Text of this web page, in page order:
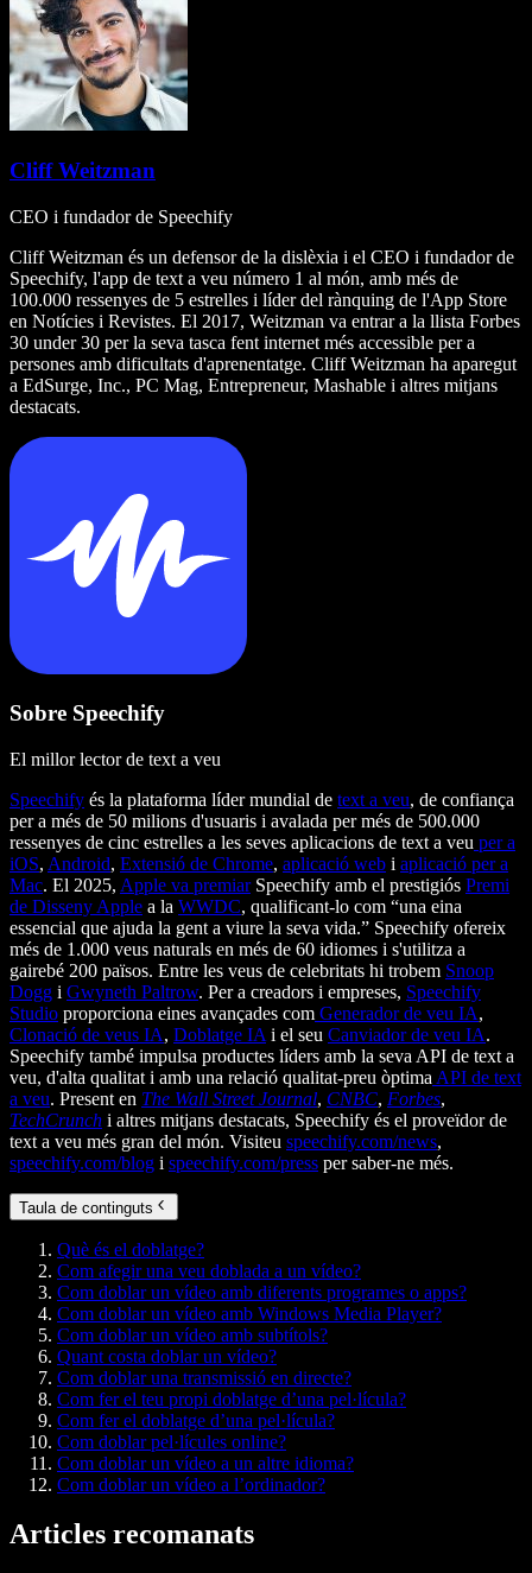
Cliff Weitzman
CEO i fundador de Speechify
Cliff Weitzman és un defensor de la dislèxia i el CEO i fundador de
Speechify, l'app de text a veu número 1 al món, amb més de
100.000 ressenyes de 5 estrelles i líder del rànquing de l'App Store
en Notícies i Revistes. El 2017, Weitzman va entrar a la llista Forbes
30 under 30 per la seva tasca fent internet més accessible per a
persones amb dificultats d'aprenentatge. Cliff Weitzman ha aparegut
a EdSurge, Inc., PC Mag, Entrepreneur, Mashable i altres mitjans
destacats.
Sobre Speechify
El millor lector de text a veu
Speechify és la plataforma líder mundial de text a veu, de confiança
per a més de 50 milions d'usuaris i avalada per més de 500.000
ressenyes de cinc estrelles a les seves aplicacions de text a veu per a
iOS, Android, Extensió de Chrome, aplicació web i aplicació per a
Mac. El 2025, Apple va premiarSpeechify amb el prestigiós Premi
de Disseny Apple a la WWDC, qualificant-lo com “una eina
essencial que ajuda la gent a viure la seva vida.” Speechify ofereix
més de 1.000 veus naturals en més de 60 idiomes i s'utilitza a
gairebé 200 països. Entre les veus de celebritats hi trobem Snoop
Dogg i Gwyneth Paltrow. Per a creadors i empreses, Speechify
Studio proporciona eines avançades com Generador de veu IA,
Clonació de veus IA, Doblatge IA i el seu Canviador de veu IA.
Speechify també impulsa productes líders amb la seva API de text a
veu, d'alta qualitat i amb una relació qualitat-preu òptima API de text
a veu. Present en The Wall Street Journal, CNBC, Forbes,
TechCrunch i altres mitjans destacats, Speechify és el proveïdor de
text a veu més gran del món. Visiteu speechify.com/news,
speechify.com/blog i speechify.com/press per saber-ne més.
Taula de continguts
Què és el doblatge?
Com afegir una veu doblada a un vídeo?
Com doblar un vídeo amb diferents programes o apps?
Com doblar un vídeo amb Windows Media Player?
Com doblar un vídeo amb subtítols?
Quant costa doblar un vídeo?
Com doblar una transmissió en directe?
Com fer el teu propi doblatge d’una pel·lícula?
Com fer el doblatge d’una pel·lícula?
Com doblar pel·lícules online?
Com doblar un vídeo a un altre idioma?
Com doblar un vídeo a l’ordinador?
Articles recomanats